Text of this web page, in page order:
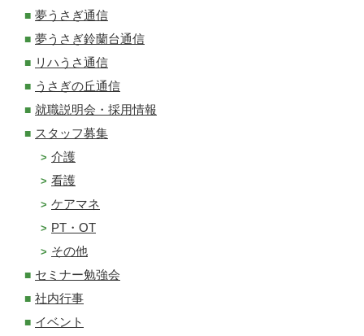
夢うさぎ通信
夢うさぎ鈴蘭台通信
リハうさ通信
うさぎの丘通信
就職説明会・採用情報
スタッフ募集
介護
看護
ケアマネ
PT・OT
その他
セミナー勉強会
社内行事
イベント